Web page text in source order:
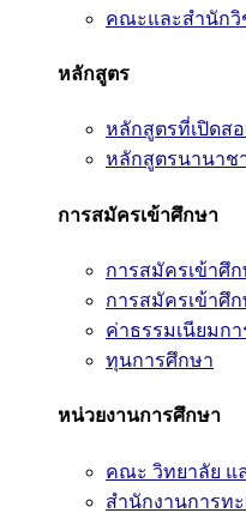
คณะและสำนักวิ
หลักสูตร
หลักสูตรที่เปิดส
หลักสูตรนานาช
การสมัครเข้าศึกษา
การสมัครเข้า
การสมัครเข้าศึ
ค่าธรรมเนียมก
ทุนการศึกษา
หน่วยงานการศึกษา
คณะ วิทยาลัย แ
สำนักงานการทะ